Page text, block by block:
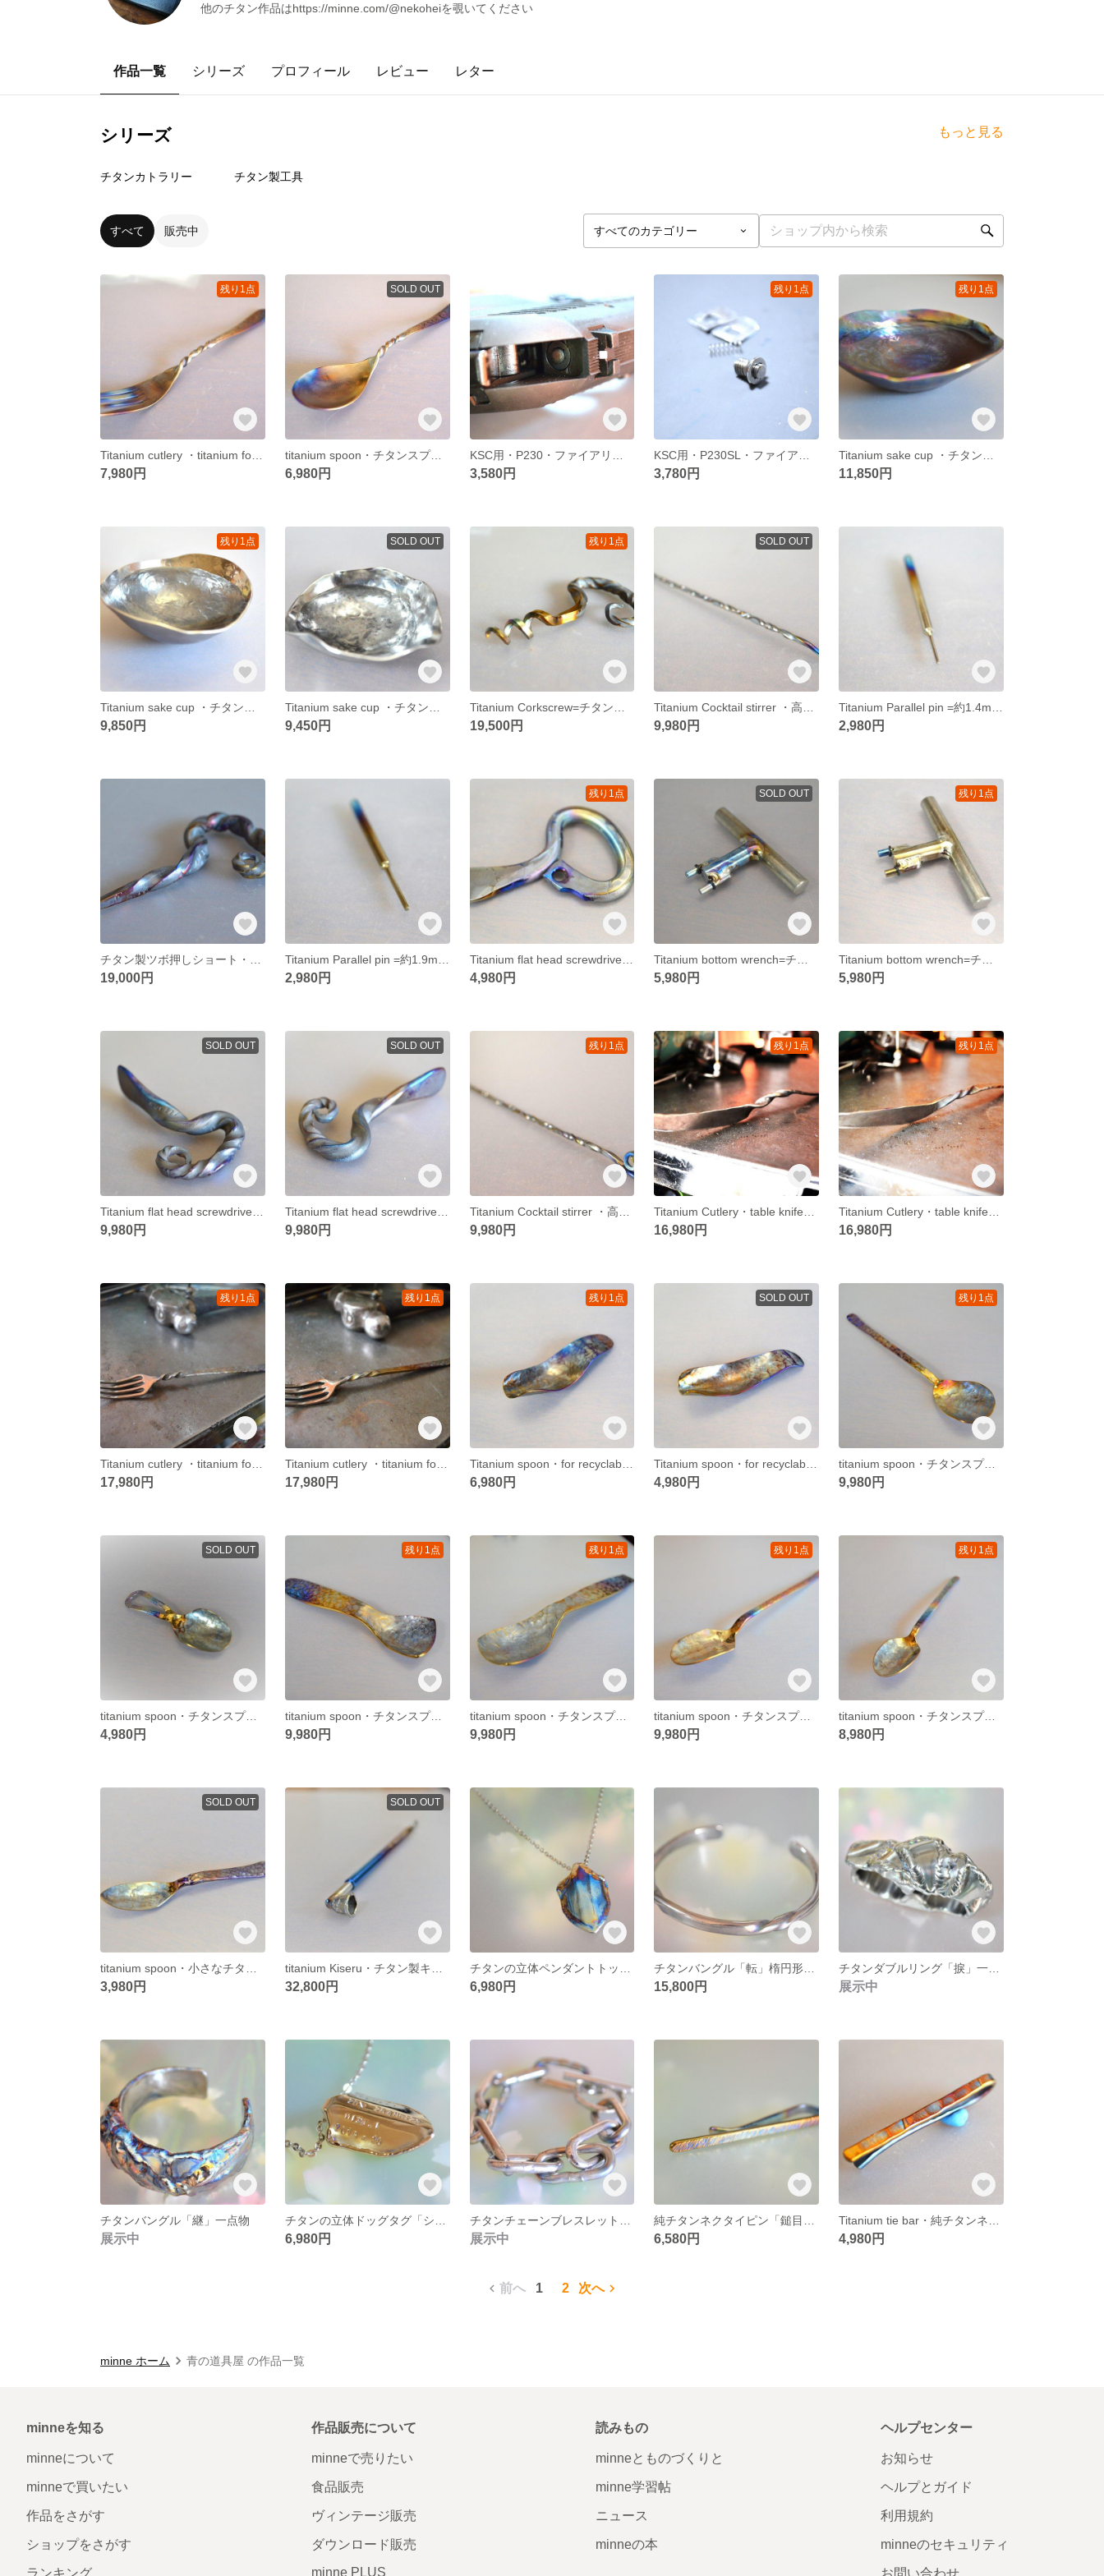
他のチタン作品はhttps://minne.com/@nekoheiを覗いてください
作品一覧 シリーズ プロフィール レビュー レター
シリーズ もっと見る
チタンカトラリー チタン製工具
すべて 販売中
残り1点
7,980円
SOLD OUT
titanium spoon・チタンスプーン・185mm・鍛造
6,980円 3,580円
残り1点
3,780円
残り1点
11,850円
残り1点
9,850円
SOLD OUT
9,450円
残り1点
19,500円
SOLD OUT
9,980円 2,980円
19,000円 2,980円
残り1点
4,980円
SOLD OUT
5,980円
残り1点
5,980円
SOLD OUT
9,980円
SOLD OUT
9,980円
残り1点
9,980円
残り1点
16,980円
残り1点
16,980円
残り1点
17,980円
残り1点
Titanium cutlery ・titanium fork ・高級チタンフォーク・１９０ミリ
17,980円
残り1点
Titanium spoon・for recyclable bottles・チタンスプーンfor ボトル・受注生産
6,980円
SOLD OUT
4,980円
残り1点
titanium spoon・チタンスプーン・１７３ミリ
9,980円
SOLD OUT
titanium spoon・チタンスプーン・85ミリ・strong・ice cream
4,980円
残り1点
titanium spoon・チタンスプーン・１４０ミリ・strong・ice cream・受注生産
9,980円
残り1点
titanium spoon・チタンスプーン・１6５ミリ・strong・ice cream
9,980円
残り1点
titanium spoon・チタンスプーン・１４５ミリ
9,980円
残り1点
titanium spoon・チタンスプーン・１２３ミリ
8,980円
SOLD OUT
3,980円
SOLD OUT
32,800円 6,980円 15,800円 展示中
チタンバングル「継」一点物
展示中 6,980円 展示中 6,580円 4,980円
前へ 1 2 次へ
minne ホーム 青の道具屋 の作品一覧
minneを知る
minneについて
minneで買いたい
作品をさがす
ショップをさがす
ランキング
作品販売について
minneで売りたい
食品販売
ヴィンテージ販売
ダウンロード販売
minne PLUS
読みもの
minneとものづくりと
minne学習帖
ニュース
minneの本
ヘルプセンター
お知らせ
ヘルプとガイド
利用規約
minneのセキュリティ
お問い合わせ